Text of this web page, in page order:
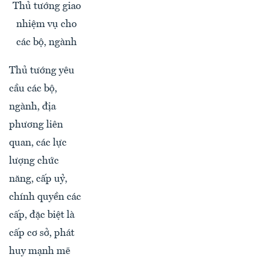
Thủ tướng giao
nhiệm vụ cho
các bộ, ngành
Thủ tướng yêu
cầu các bộ,
ngành, địa
phương liên
quan, các lực
lượng chức
năng, cấp uỷ,
chính quyền các
cấp, đặc biệt là
cấp cơ sở, phát
huy mạnh mẽ